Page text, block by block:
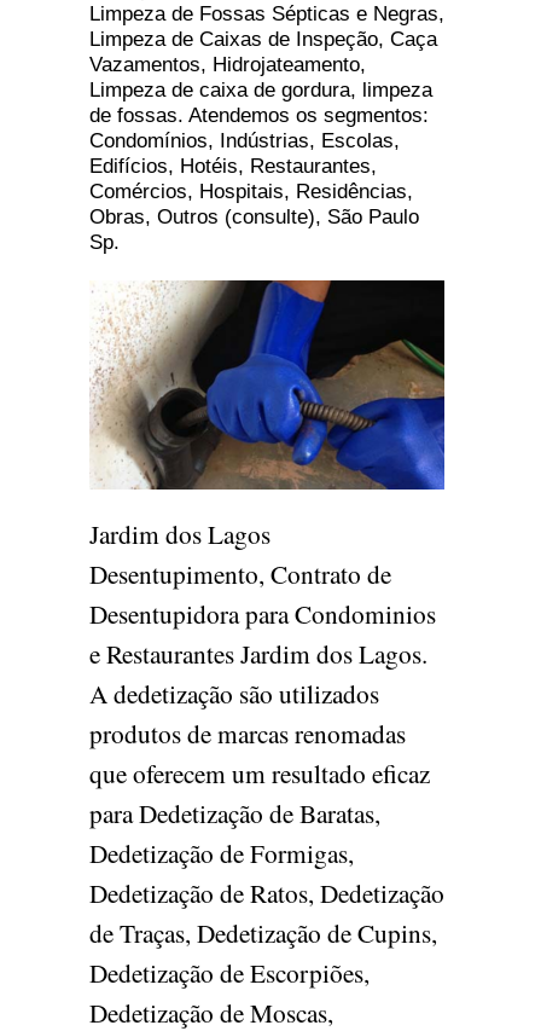
Limpeza de Fossas Sépticas e Negras,
Limpeza de Caixas de Inspeção, Caça
Vazamentos, Hidrojateamento,
Limpeza de caixa de gordura, limpeza
de fossas. Atendemos os segmentos:
Condomínios, Indústrias, Escolas,
Edifícios, Hotéis, Restaurantes,
Comércios, Hospitais, Residências,
Obras, Outros (consulte), São Paulo
Sp.
Jardim dos Lagos
Desentupimento, Contrato de
Desentupidora para Condominios
e Restaurantes Jardim dos Lagos.
A dedetização são utilizados
produtos de marcas renomadas
que oferecem um resultado eficaz
para Dedetização de Baratas,
Dedetização de Formigas,
Dedetização de Ratos, Dedetização
de Traças, Dedetização de Cupins,
Dedetização de Escorpiões,
Dedetização de Moscas,